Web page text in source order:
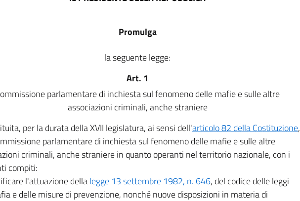
Promulga
la seguente legge:
Art. 1
parlamentare di inchiesta sul fenomeno delle mafie e sulle altre
associazioni criminali, anche straniere
per la durata della XVII legislatura, ai sensi dell'articolo 82 della Costituzione,
parlamentare di inchiesta sul fenomeno delle mafie e sulle altre
criminali, anche straniere in quanto operanti nel territorio nazionale, con i
compiti:
l'attuazione dellalegge 13 settembre 1982, n. 646, del codice delle leggi
e delle misure di prevenzione, nonché nuove disposizioni in materia di